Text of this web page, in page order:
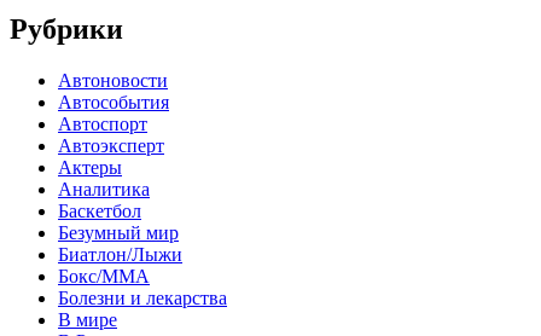
Рубрики
Автоновости
Автособытия
Автоспорт
Автоэксперт
Актеры
Аналитика
Баскетбол
Безумный мир
Биатлон/Лыжи
Бокс/MMA
Болезни и лекарства
В мире